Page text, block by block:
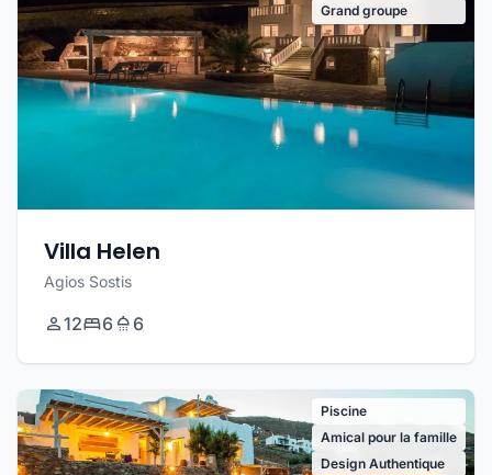
Grand groupe
Villa Helen
Agios Sostis
12 6 6
Piscine
Amical pour la famille
Design Authentique